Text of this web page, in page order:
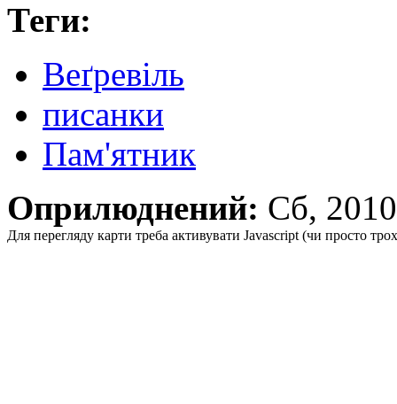
Теги:
Веґревіль
писанки
Пам'ятник
Оприлюднений: Сб,
Для перегляду карти треба активувати Javascript (чи просто